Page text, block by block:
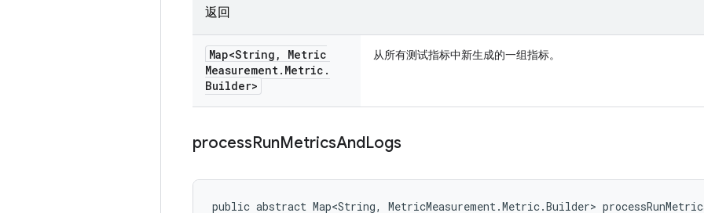
返回
Map<String ,
Metric
Measurement. Metric .
Builder>
从所有测试指标中新生成的一组指标。
processRunMetricsAndLogs
public abstract Map<String, MetricMeasurement.Metric.Builder>